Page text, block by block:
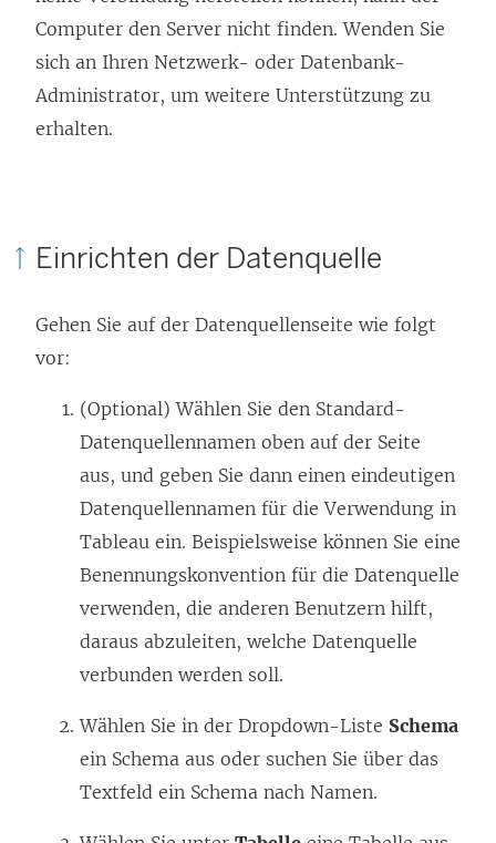
Computer den Server nicht finden. Wenden Sie
sich an Ihren Netzwerk- oder Datenbank-
Administrator, um weitere Unterstützung zu
erhalten.
Einrichten der Datenquelle
Gehen Sie auf der Datenquellenseite wie folgt
vor:
(Optional) Wählen Sie den Standard-
Datenquellennamen oben auf der Seite
aus, und geben Sie dann einen eindeutigen
Datenquellennamen für die Verwendung in
Tableau ein. Beispielsweise können Sie eine
Benennungskonvention für die Datenquelle
verwenden, die anderen Benutzern hilft,
daraus abzuleiten, welche Datenquelle
verbunden werden soll.
Wählen Sie in der Dropdown-Liste Schema
ein Schema aus oder suchen Sie über das
Textfeld ein Schema nach Namen.